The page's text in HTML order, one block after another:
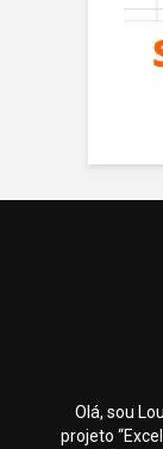
Olá, sou
projeto